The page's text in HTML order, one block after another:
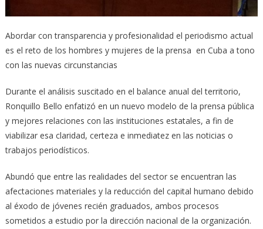
Abordar con transparencia y profesionalidad el periodismo actual
es el reto de los hombres y mujeres de la prensa en Cuba a tono
con las nuevas circunstancias
Durante el análisis suscitado en el balance anual del territorio,
Ronquillo Bello enfatizó en un nuevo modelo de la prensa pública
y mejores relaciones con las instituciones estatales, a fin de
viabilizar esa claridad, certeza e inmediatez en las noticias o
trabajos periodísticos.
Abundó que entre las realidades del sector se encuentran las
afectaciones materiales y la reducción del capital humano debido
al éxodo de jóvenes recién graduados, ambos procesos
sometidos a estudio por la dirección nacional de la organización.